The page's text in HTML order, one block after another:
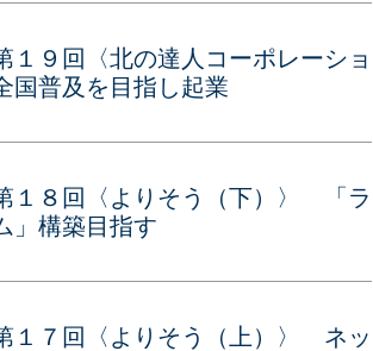
１９回〈北の達人コーポレーショ
普及を目指し起業
１８回〈よりそう（下）〉 「ラ
」構築目指す
１７回〈よりそう（上）〉 ネッ